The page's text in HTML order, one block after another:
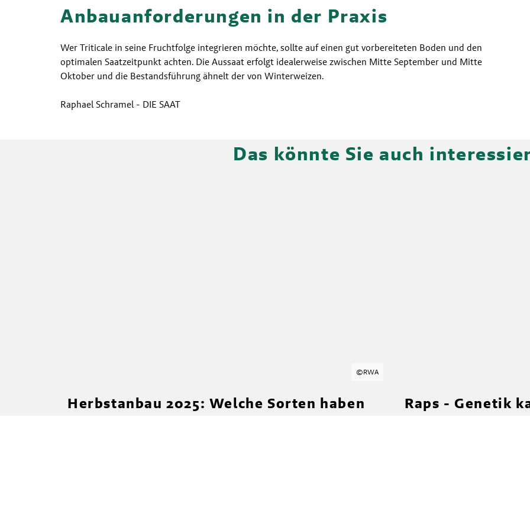
Anbauanforderungen in der Praxis
Wer Triticale in seine Fruchtfolge integrieren möchte, sollte auf einen gut vorbereiteten Boden und den
optimalen Saatzeitpunkt achten. Die Aussaat erfolgt idealerweise zwischen Mitte September und Mitte
Oktober und die Bestandsführung ähnelt der von Winterweizen.
Raphael Schramel - DIE SAAT
Das könnte Sie auch
©RWA
Herbstanbau 2025: Welche Sorten haben
Raps - Genetik